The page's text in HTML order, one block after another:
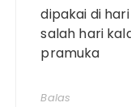
dipakai di
salah hari
pramuka
Balas